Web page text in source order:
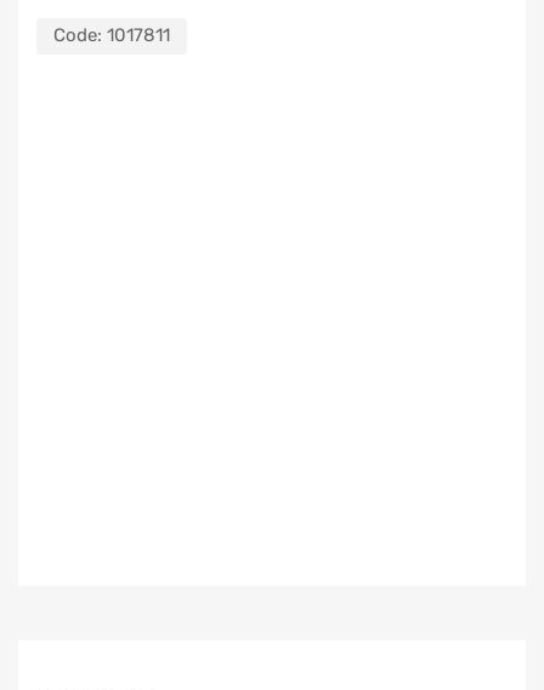
Code: 1017811